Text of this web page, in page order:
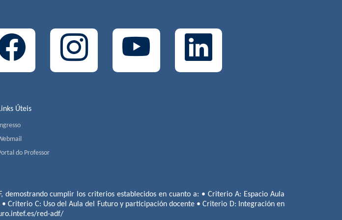
Úteis
do Professor
cumplir los criterios establecidos en cuanto a: • Criterio A: Espacio Aula
Criterio C: Uso del Aula del Futuro y participación docente • Criterio D: Integración en
red-adf/